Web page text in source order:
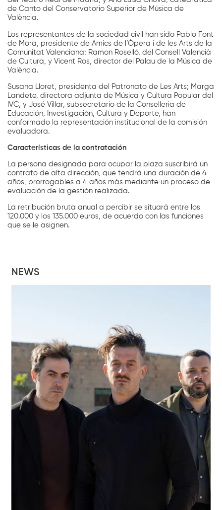
de Canto del Conservatorio Superior de Música de
València.
Los representantes de la sociedad civil han sido Pablo Font
de Mora, presidente de Amics de l’Òpera i de les Arts de la
Comunitat Valenciana; Ramon Roselló, del Consell Valencià
de Cultura, y Vicent Ros, director del Palau de la Música de
València.
Susana Lloret, presidenta del Patronato de Les Arts; Marga
Landete, directora adjunta de Música y Cultura Popular del
IVC, y José Villar, subsecretario de la Conselleria de
Educación, Investigación, Cultura y Deporte, han
conformado la representación institucional de la comisión
evaluadora.
Características de la contratación
La persona designada para ocupar la plaza suscribirá un
contrato de alta dirección, que tendrá una duración de 4
años, prorrogables a 4 años más mediante un proceso de
evaluación de la gestión realizada.
La retribución bruta anual a percibir se situará entre los
120.000 y los 135.000 euros, de acuerdo con las funciones
que se le asignen.
NEWS